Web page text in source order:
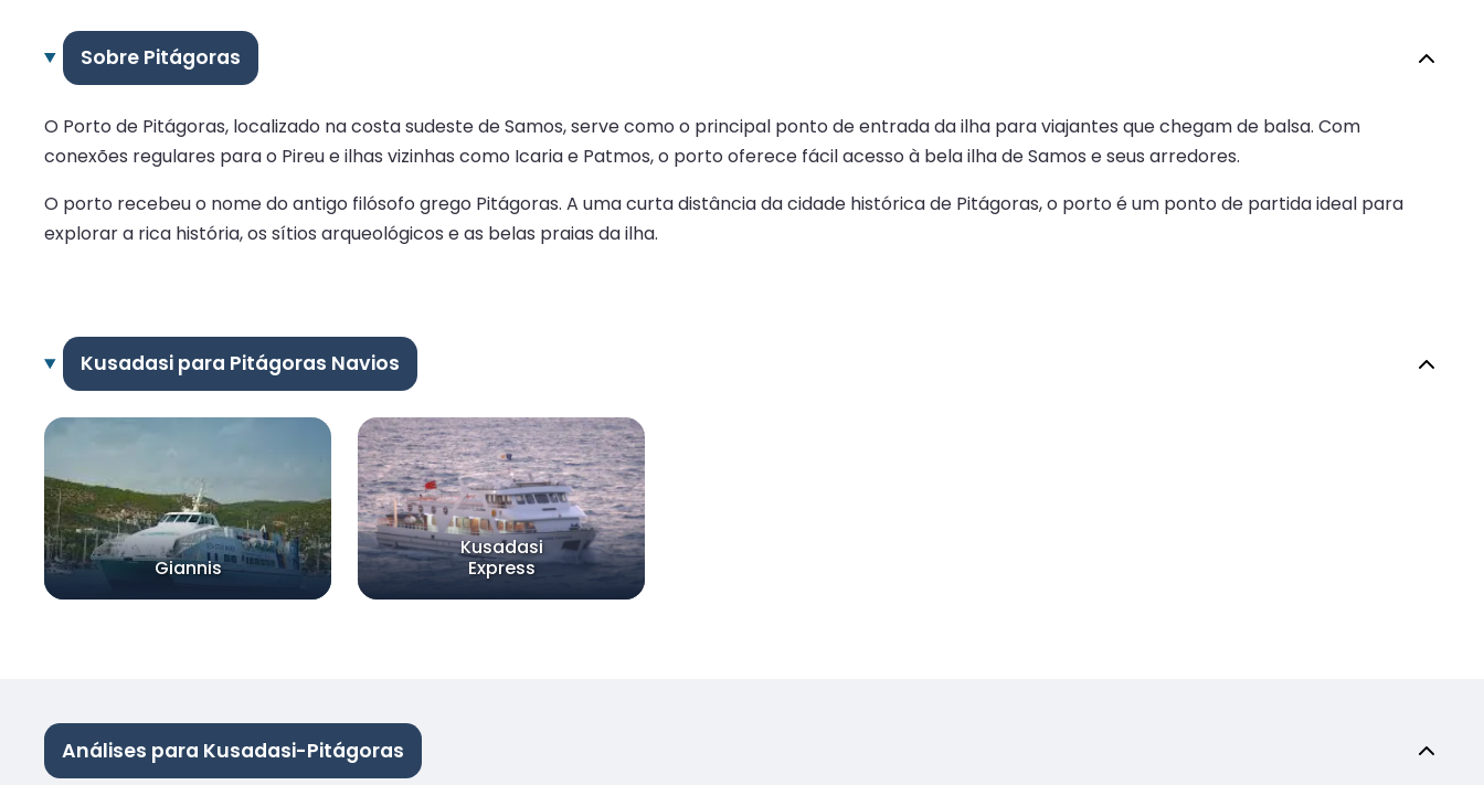
Sobre Pitágoras
O Porto de Pitágoras, localizado na costa sudeste de Samos, serve como o principal ponto de entrada da ilha para viajantes que chegam de balsa. Com
conexões regulares para o Pireu e ilhas vizinhas como Icaria e Patmos, o porto oferece fácil acesso à bela ilha de Samos e seus arredores.
O porto recebeu o nome do antigo filósofo grego Pitágoras. A uma curta distância da cidade histórica de Pitágoras, o porto é um ponto de partida ideal para
explorar a rica história, os sítios arqueológicos e as belas praias da ilha.
Kusadasi para Pitágoras Navios
Giannis
Kusadasi
Express
Análises para Kusadasi-Pitágoras